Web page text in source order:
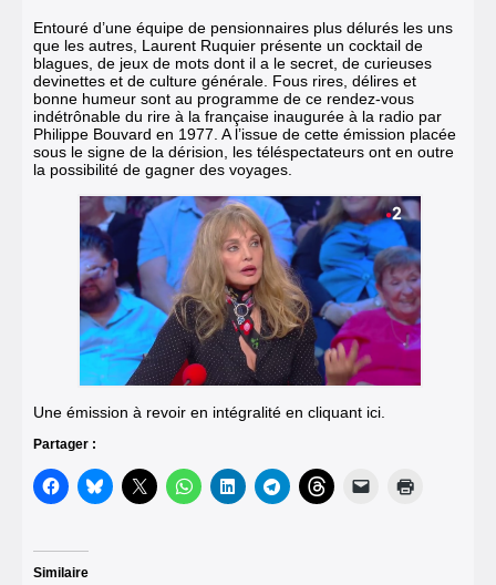
Entouré d’une équipe de pensionnaires plus délurés les uns
que les autres, Laurent Ruquier présente un cocktail de
blagues, de jeux de mots dont il a le secret, de curieuses
devinettes et de culture générale. Fous rires, délires et
bonne humeur sont au programme de ce rendez-vous
indétrônable du rire à la française inaugurée à la radio par
Philippe Bouvard en 1977. A l’issue de cette émission placée
sous le signe de la dérision, les téléspectateurs ont en outre
la possibilité de gagner des voyages.
Une émission à revoir en intégralité en cliquant ici.
Partager :
Similaire